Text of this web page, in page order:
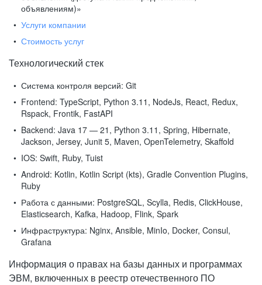
объявлениям)»
Услуги компании
Стоимость услуг
Технологический стек
Система контроля версий: Git
Frontend: TypeScript, Python 3.11, NodeJs, React, Redux,
Rspack, Frontik, FastAPI
Backend: Java 17 — 21, Python 3.11, Spring, Hibernate,
Jackson, Jersey, Junit 5, Maven, OpenTelemetry, Skaffold
IOS: Swift, Ruby, Tuist
Android: Kotlin, Kotlin Script (kts), Gradle Convention Plugins,
Ruby
Работа с данными: PostgreSQL, Scylla, Redis, ClickHouse,
Elasticsearch, Kafka, Hadoop, Flink, Spark
Инфраструктура: Nginx, Ansible, MinIo, Docker, Consul,
Grafana
Информация о правах на базы данных и программах
ЭВМ, включенных в реестр отечественного ПО